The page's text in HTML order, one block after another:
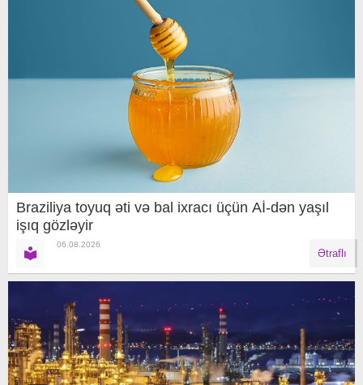
Braziliya toyuq əti və bal ixracı üçün Aİ-dən yaşıl
işıq gözləyir
06.08.2026
Ətraflı